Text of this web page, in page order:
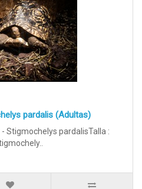
pardalis (Adultas)
Stigmochelys pardalisTalla :